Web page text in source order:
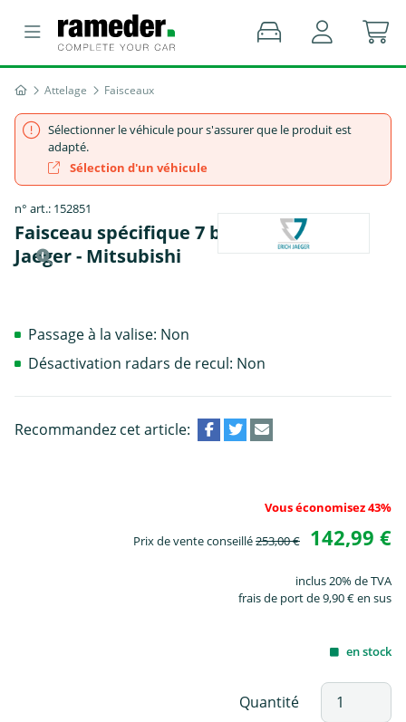
Attelage Faisceaux
Sélectionner le véhicule pour s'assurer que le produit est
adapté.
Sélection d'un véhicule
n° art.: 152851
Faisceau spécifique 7 broches, Erich
Jaeger - Mitsubishi
Passage à la valise: Non
Désactivation radars de recul: Non
Recommandez cet article:
Vous économisez 43%
Prix de vente conseillé253,00 € 142,99 €
inclus 20% de TVA
frais de port de 9,90 € en sus
en stock
Quantité